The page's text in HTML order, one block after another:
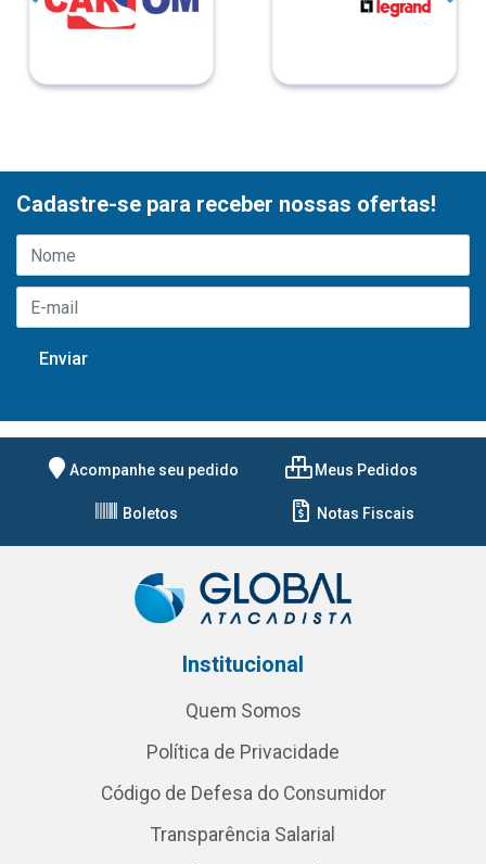
Cadastre-se para receber nossas ofertas!
Acompanhe seu pedido Meus Pedidos
Boletos Notas Fiscais
Institucional
Quem Somos
Política de Privacidade
Código de Defesa do Consumidor
Transparência Salarial